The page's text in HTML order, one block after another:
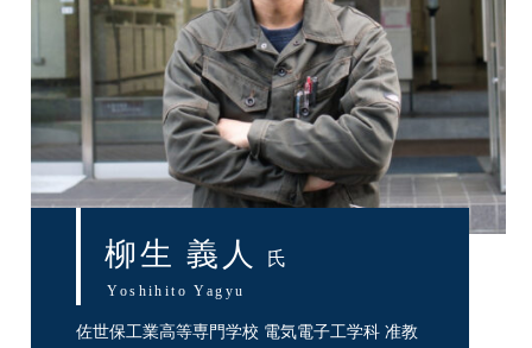
柳生 義人 氏
Yoshihito Yagyu
佐世保工業高等専門学校 電気電子工学科 准教